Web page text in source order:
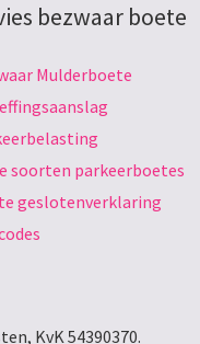
bezwaar boete
Mulderboete
soorten parkeerboetes
geslotenverklaring
KvK 54390370.